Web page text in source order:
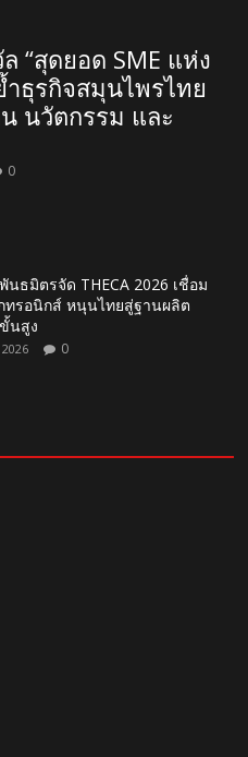
“สุดยอด SME แห่ง
ธุรกิจสมุนไพรไทย
นวัตกรรม และ
0
นธมิตรจัด THECA 2026 เชื่อม
ทรอนิกส์ หนุนไทยสู่ฐานผลิต
นสูง
0